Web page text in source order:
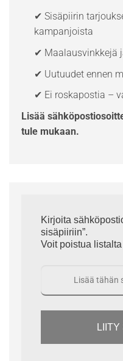
✔ Sisäpiirin
kampanjoista
✔ Maalausvinkkejä
✔ Uutuudet ennen
✔ Ei roskapostia –
Lisää
tule mukaan.
Kirjoita
sisäpiiriin”.
Voit poistua
LIITY